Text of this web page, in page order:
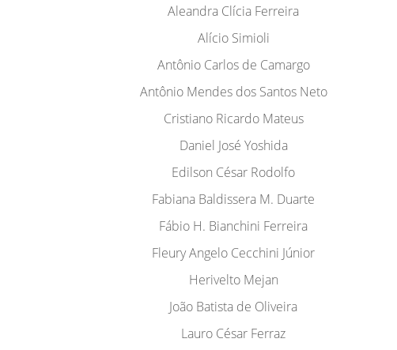
Aleandra Clícia Ferreira
Alício Simioli
Antônio Carlos de Camargo
Antônio Mendes dos Santos Neto
Cristiano Ricardo Mateus
Daniel José Yoshida
Edilson César Rodolfo
Fabiana Baldissera M. Duarte
Fábio H. Bianchini Ferreira
Fleury Angelo Cecchini Júnior
Herivelto Mejan
João Batista de Oliveira
Lauro César Ferraz